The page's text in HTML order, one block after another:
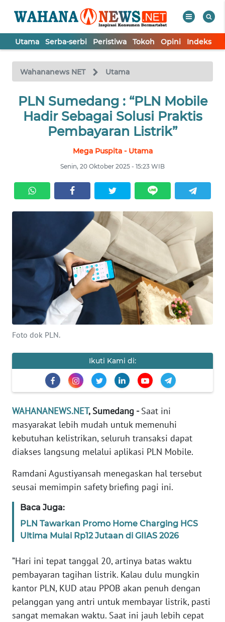
Utama Serba-serbi Peristiwa Tokoh Opini Indeks
Wahananews NET Utama
PLN Sumedang : “PLN Mobile
Hadir Sebagai Solusi Praktis
Pembayaran Listrik”
Mega Puspita - Utama
Senin, 20 Oktober 2025 - 15:23 WIB
Foto dok PLN.
Ikuti Kami di:
WAHANANEWS.NET, Sumedang -Saat ini
masyarakat lebih mudah untuk memenuhi
kebutuhan kelistrikan, seluruh transaksi dapat
diakses langsung melalui aplikasi PLN Mobile.
Ramdani Agustiyansah menegaskan hal tersebut
seusai memimpin safety briefing pagi ini.
Baca Juga:
PLN Tawarkan Promo Home Charging HCS
Ultima Mulai Rp12 Jutaan di GIIAS 2026
”Hari ini tepat tanggal 20, artinya batas waktu
pembayaran tagihan listrik. Kalau dulu mungkin
kantor PLN, KUD atau PPOB akan penuh dengan
pelanggan yang antri untuk membayar listrik, pasti
sangat memakan waktu. Saat ini jauh lebih cepat
TV
Tutup
UTAMA
TOKOH
INDEKS
BERITA
KONTAK
KAMI
KAMI
PEDOMAN
MEDIA
SIBER
REDAKSI
DISCLAIMER
News
WN
SUMUT